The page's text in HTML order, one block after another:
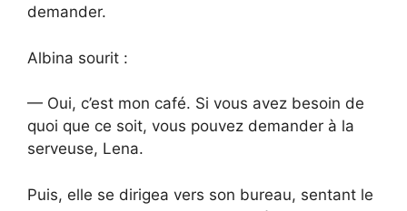
demander.
Albina sourit :
— Oui, c’est mon café. Si vous avez besoin de
quoi que ce soit, vous pouvez demander à la
serveuse, Lena.
Puis, elle se dirigea vers son bureau, sentant le